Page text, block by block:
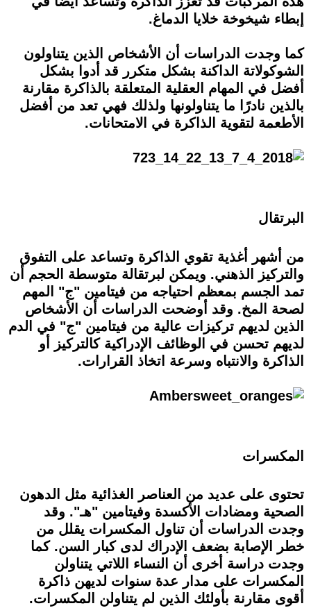
إبطاء شيخوخة خلايا الدماغ.
كما وجدت الدراسات أن الأشخاص الذين يتناولون
الشوكولاتة الداكنة بشكل متكرر قد أدوا بشكل
أفضل في المهام العقلية المتعلقة بالذاكرة مقارنة
بالذين نادرًا ما يتناولونها ولذلك فهي تعد من أفضل
الأطعمة لتقوية الذاكرة في الامتحانات.
البرتقال
من أشهر أغذية تقوي الذاكرة وتساعد على التفوق
والتركيز الذهني. ويمكن لبرتقالة متوسطة الحجم أن
تمد الجسم بمعظم احتياجه من فيتامين "ج" المهم
لصحة المخ. وقد أوضحت الدراسات أن الأشخاص
الذين لديهم تركيزات عالية من فيتامين "ج" في الدم
لديهم تحسن في الوظائف الإدراكية كالتركيز أو
الذاكرة والانتباه وسرعة اتخاذ القرارات.
المكسرات
تحتوى على عديد من العناصر الغذائية مثل الدهون
الصحية ومضادات الأكسدة وفيتامين "هـ". وقد
وجدت الدراسات أن تناول المكسرات يقلل من
خطر الإصابة بضعف الإدراك لدى كبار السن. كما
وجدت دراسة أخرى أن النساء اللاتي يتناولن
المكسرات على مدار عدة سنوات لديهن ذاكرة
أقوى مقارنة بأولئك الذين لم يتناولن المكسرات.